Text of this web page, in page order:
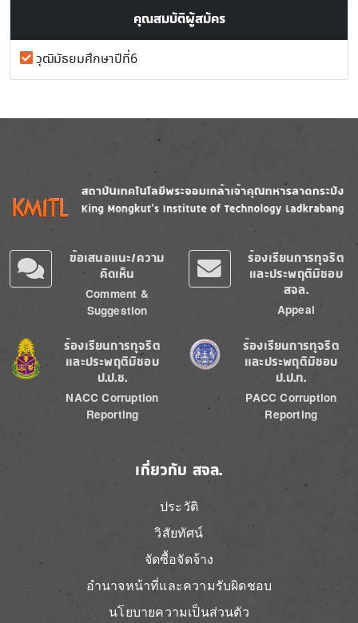
คุณสมบัติผู้สมัคร
วุฒิมัธยมศึกษาปีที่6
Image
ข้อเสนอแนะ/ความ
คิดเห็น
Comment &
Suggestion
ร้องเรียนการทุจริต
และประพฤติมิชอบ
สจล.
Appeal
Image
ร้องเรียนการทุจริต
และประพฤติมิชอบ
ป.ป.ช.
NACC Corruption
Reporting
Image
ร้องเรียนการทุจริต
และประพฤติมิชอบ
ป.ป.ท.
PACC Corruption
Reporting
เกี่ยวกับ สจล.
ประวัติ
วิสัยทัศน์
จัดซื้อจัดจ้าง
อำนาจหน้าที่และความรับผิดชอบ
นโยบายความเป็นส่วนตัว